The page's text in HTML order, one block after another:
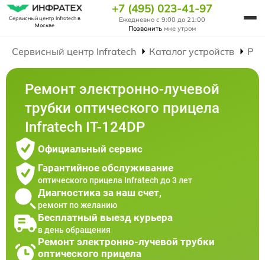
Сервисный центр Infratechв
Москве
+7 (495) 023-41-97
Ежедневно с 9:00 до 21:00
Позвонить мне утром
Сервисный центр Infratech Каталог устройств
Ремонт электронно-лучевой
трубки оптического прицела
Infratech IT-124DP
Официальный сервис
Гарантийное обслуживание
оптического прицела Infratech до 3 лет
Диагностика за наш счет,
ремонт по желанию
Бесплатный выезд курьера
в день обращения
Ремонт электронно-лучевой трубки
оптического прицела